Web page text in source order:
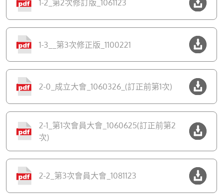
1-2_第2次修訂版_1061123
1-3__第3次修正版_1100221
2-0_成立大會_1060326_(訂正前第1次)
2-1_第1次會員大會_1060625(訂正前第2
次)
2-2_第3次會員大會_1081123